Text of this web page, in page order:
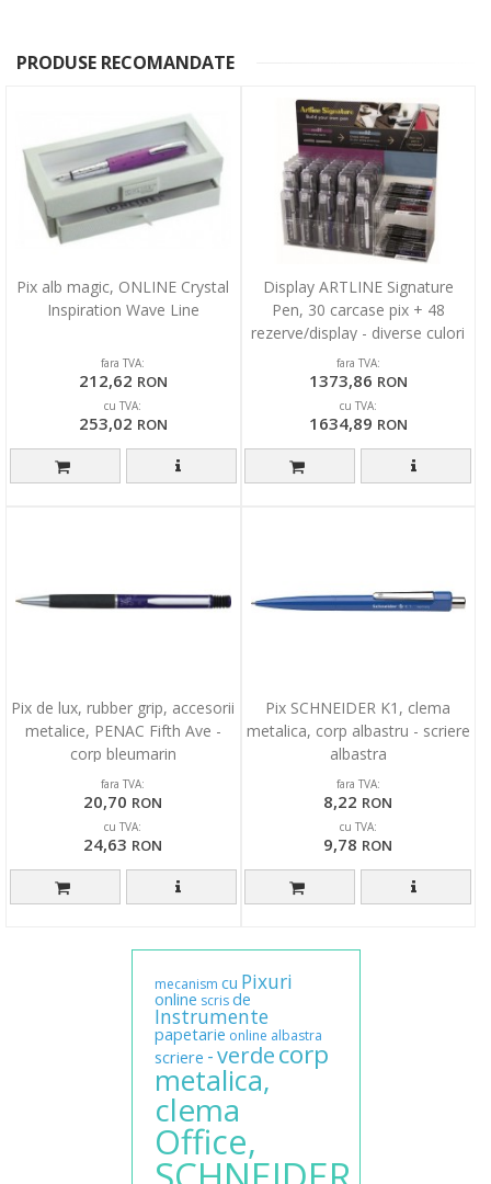
PRODUSE RECOMANDATE
Pix alb magic, ONLINE Crystal
Inspiration Wave Line
fara TVA:
212,62 RON
cu TVA:
253,02 RON
Display ARTLINE Signature
Pen, 30 carcase pix + 48
rezerve/display - diverse culori
fara TVA:
1373,86 RON
cu TVA:
1634,89 RON
Pix de lux, rubber grip, accesorii
metalice, PENAC Fifth Ave -
corp bleumarin
fara TVA:
20,70 RON
cu TVA:
24,63 RON
Pix SCHNEIDER K1, clema
metalica, corp albastru - scriere
albastra
fara TVA:
8,22 RON
cu TVA:
9,78 RON
mecanism cu Pixuri
online scris de
Instrumente
papetarie online albastra
scriere -verdecorp
metalica,
clema
Office,